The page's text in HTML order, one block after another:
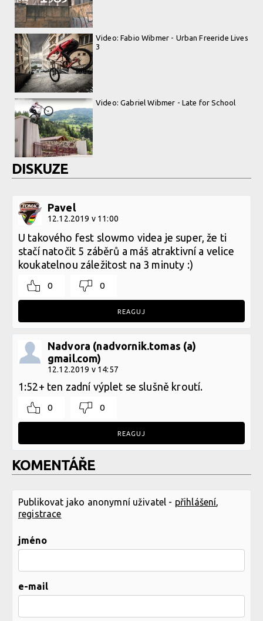
Video: Fabio Wibmer - Urban Freeride Lives
3
Video: Gabriel Wibmer - Late for School
DISKUZE
Pavel
12.12.2019 v 11:00
U takového fest slowmo videa je super, že ti
stačí natočit 5 záběrů a máš atraktivní a velice
koukatelnou záležitost na 3 minuty :)
0 0
REAGUJ
Nadvora (nadvornik.tomas (a)
gmail.com)
12.12.2019 v 14:57
1:52+ ten zadní výplet se slušně kroutí.
0 0
REAGUJ
KOMENTÁŘE
Publikovat jako anonymní uživatel - přihlášení
registrace
jméno
e-mail